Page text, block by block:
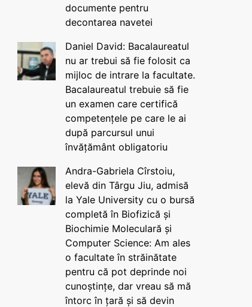
documente pentru
decontarea navetei
Daniel David: Bacalaureatul
nu ar trebui să fie folosit ca
mijloc de intrare la facultate.
Bacalaureatul trebuie să fie
un examen care certifică
competențele pe care le ai
după parcursul unui
învățământ obligatoriu
Andra-Gabriela Cîrstoiu,
elevă din Târgu Jiu, admisă
la Yale University cu o bursă
completă în Biofizică și
Biochimie Moleculară și
Computer Science: Am ales
o facultate în străinătate
pentru că pot deprinde noi
cunoștințe, dar vreau să mă
întorc în țară și să devin